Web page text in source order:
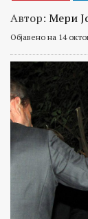
Автор: Мери
Објавено на 14